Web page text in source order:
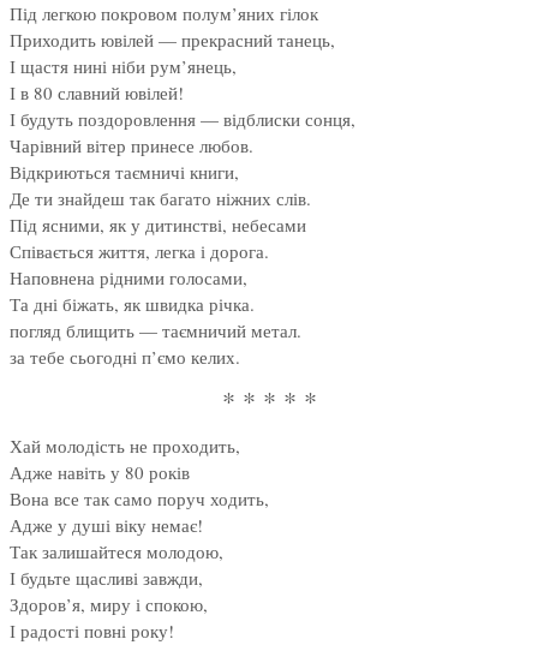
Під легкою покровом полум’яних гілок
Приходить ювілей — прекрасний танець,
І щастя нині ніби рум’янець,
І в 80 славний ювілей!
І будуть поздоровлення — відблиски сонця,
Чарівний вітер принесе любов.
Відкриються таємничі книги,
Де ти знайдеш так багато ніжних слів.
Під ясними, як у дитинстві, небесами
Співається життя, легка і дорога.
Наповнена рідними голосами,
Та дні біжать, як швидка річка.
погляд блищить — таємничий метал.
за тебе сьогодні п’ємо келих.
* * * * *
Хай молодість не проходить,
Адже навіть у 80 років
Вона все так само поруч ходить,
Адже у душі віку немає!
Так залишайтеся молодою,
І будьте щасливі завжди,
Здоров’я, миру і спокою,
І радості повні року!